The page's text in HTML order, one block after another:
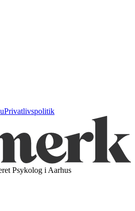
Privatlivspolitik
Psykolog i Aarhus